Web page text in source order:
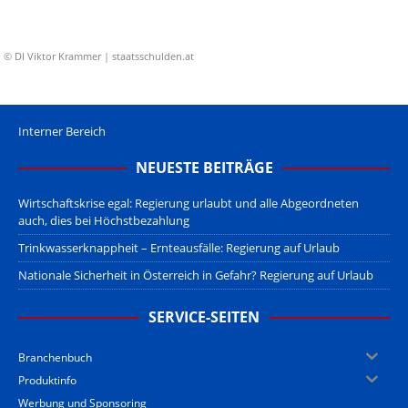
© DI Viktor Krammer | staatsschulden.at
Interner Bereich
NEUESTE BEITRÄGE
Wirtschaftskrise egal: Regierung urlaubt und alle Abgeordneten
auch, dies bei Höchstbezahlung
Trinkwasserknappheit – Ernteausfälle: Regierung auf Urlaub
Nationale Sicherheit in Österreich in Gefahr? Regierung auf Urlaub
SERVICE-SEITEN
Branchenbuch
Produktinfo
Werbung und Sponsoring